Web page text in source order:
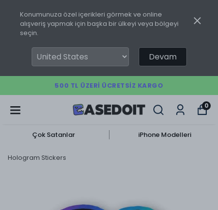
Konumunuza özel içerikleri görmek ve online
alışveriş yapmak için başka bir ülkeyi veya bölgeyi
seçin.
Devam
500 TL ÜZERI ÜCRETSIZ KARGO
0
Çok Satanlar iPhone Modelleri
Hologram Stickers